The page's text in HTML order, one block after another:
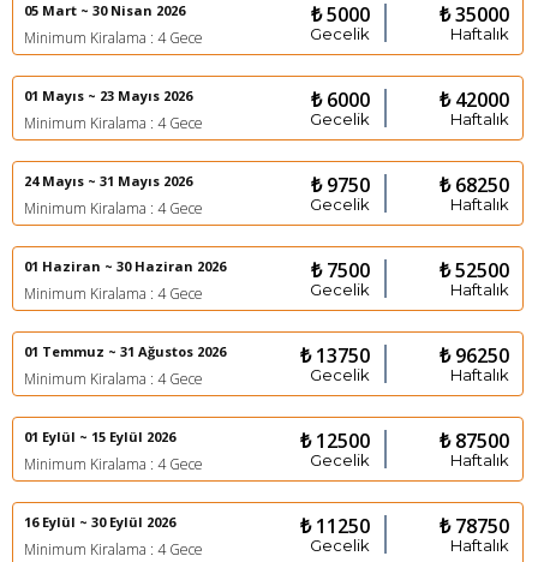
05 Mart ~ 30 Nisan 2026
Minimum Kiralama : 4 Gece
₺ 5000
Gecelik
₺ 35000
Haftalık
01 Mayıs ~ 23 Mayıs 2026
Minimum Kiralama : 4 Gece
₺ 6000
Gecelik
₺ 42000
Haftalık
24 Mayıs ~ 31 Mayıs 2026
Minimum Kiralama : 4 Gece
₺ 9750
Gecelik
₺ 68250
Haftalık
01 Haziran ~ 30 Haziran 2026
Minimum Kiralama : 4 Gece
₺ 7500
Gecelik
₺ 52500
Haftalık
01 Temmuz ~ 31 Ağustos 2026
Minimum Kiralama : 4 Gece
₺ 13750
Gecelik
₺ 96250
Haftalık
01 Eylül ~ 15 Eylül 2026
Minimum Kiralama : 4 Gece
₺ 12500
Gecelik
₺ 87500
Haftalık
16 Eylül ~ 30 Eylül 2026
Minimum Kiralama : 4 Gece
₺ 11250
Gecelik
₺ 78750
Haftalık